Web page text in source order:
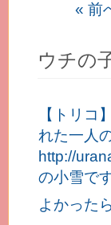
« 前
ウチの
【トリコ
れた一人
http://
の小雪です
よかった